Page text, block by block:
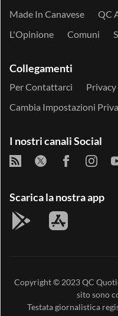
Made In Canavese
QC
L'Opinione
Comuni
Collegamenti
Per Contattarci Privacy
Cambia Impostazioni
I nostri canali Social
Scarica la nostra app
Copyright © 2023QC
sito sono
Testata giornalistica